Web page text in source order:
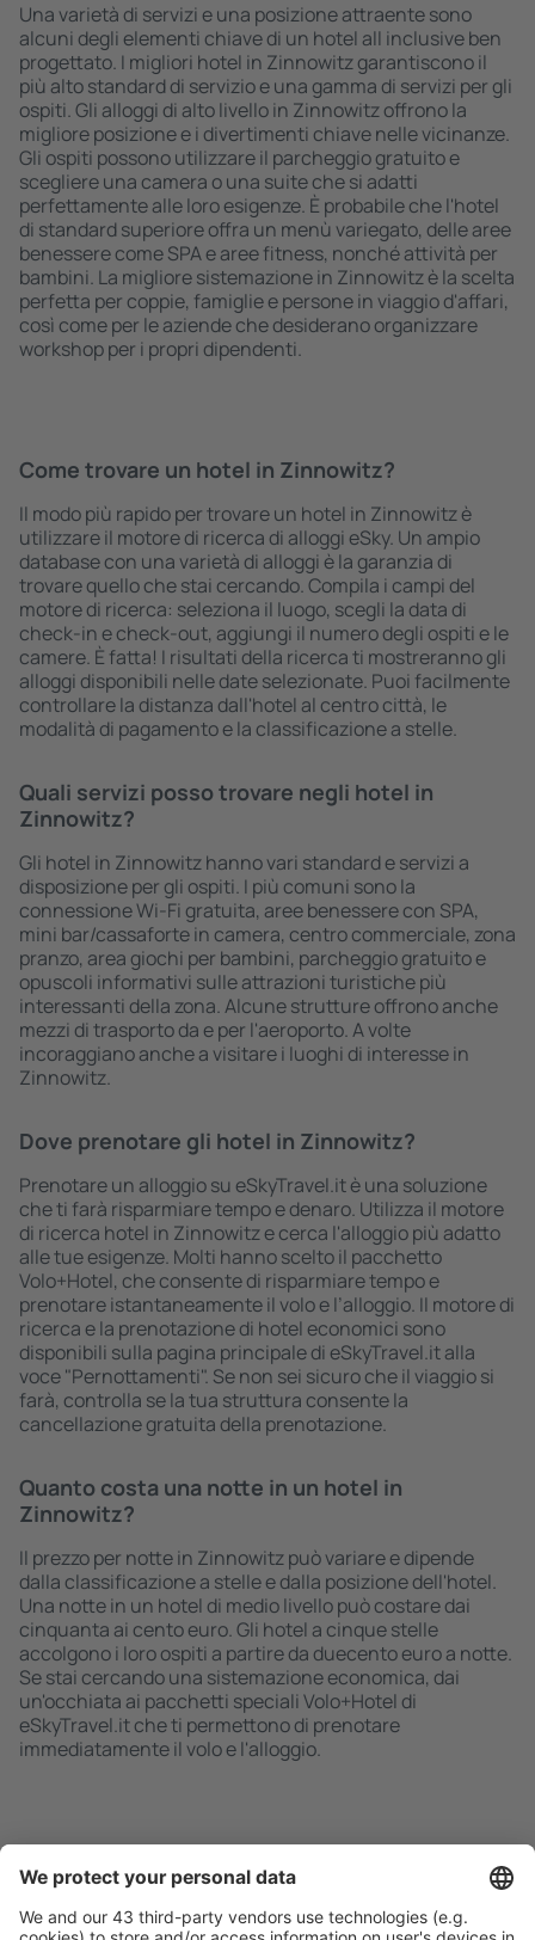
Una varietà di servizi e una posizione attraente sono
alcuni degli elementi chiave di un hotel all inclusive ben
progettato. I migliori hotel in Zinnowitz garantiscono il
più alto standard di servizio e una gamma di servizi per gli
ospiti. Gli alloggi di alto livello in Zinnowitz offrono la
migliore posizione e i divertimenti chiave nelle vicinanze.
Gli ospiti possono utilizzare il parcheggio gratuito e
scegliere una camera o una suite che si adatti
perfettamente alle loro esigenze. È probabile che l'hotel
di standard superiore offra un menù variegato, delle aree
benessere come SPA e aree fitness, nonché attività per
bambini. La migliore sistemazione in Zinnowitz è la scelta
perfetta per coppie, famiglie e persone in viaggio d'affari,
così come per le aziende che desiderano organizzare
workshop per i propri dipendenti.
Come trovare un hotel in Zinnowitz?
Il modo più rapido per trovare un hotel in Zinnowitz è
utilizzare il motore di ricerca di alloggi eSky. Un ampio
database con una varietà di alloggi è la garanzia di
trovare quello che stai cercando. Compila i campi del
motore di ricerca: seleziona il luogo, scegli la data di
check-in e check-out, aggiungi il numero degli ospiti e le
camere. È fatta! I risultati della ricerca ti mostreranno gli
alloggi disponibili nelle date selezionate. Puoi facilmente
controllare la distanza dall'hotel al centro città, le
modalità di pagamento e la classificazione a stelle.
Quali servizi posso trovare negli hotel in
Zinnowitz?
Gli hotel in Zinnowitz hanno vari standard e servizi a
disposizione per gli ospiti. I più comuni sono la
connessione Wi-Fi gratuita, aree benessere con SPA,
mini bar/cassaforte in camera, centro commerciale, zona
pranzo, area giochi per bambini, parcheggio gratuito e
opuscoli informativi sulle attrazioni turistiche più
interessanti della zona. Alcune strutture offrono anche
mezzi di trasporto da e per l'aeroporto. A volte
incoraggiano anche a visitare i luoghi di interesse in
Zinnowitz.
Dove prenotare gli hotel in Zinnowitz?
Prenotare un alloggio su eSkyTravel.it è una soluzione
che ti farà risparmiare tempo e denaro. Utilizza il motore
di ricerca hotel in Zinnowitz e cerca l'alloggio più adatto
alle tue esigenze. Molti hanno scelto il pacchetto
Volo+Hotel, che consente di risparmiare tempo e
prenotare istantaneamente il volo e l’alloggio. Il motore di
ricerca e la prenotazione di hotel economici sono
disponibili sulla pagina principale di eSkyTravel.it alla
voce "Pernottamenti". Se non sei sicuro che il viaggio si
farà, controlla se la tua struttura consente la
cancellazione gratuita della prenotazione.
Quanto costa una notte in un hotel in
Zinnowitz?
Il prezzo per notte in Zinnowitz può variare e dipende
dalla classificazione a stelle e dalla posizione dell'hotel.
Una notte in un hotel di medio livello può costare dai
cinquanta ai cento euro. Gli hotel a cinque stelle
accolgono i loro ospiti a partire da duecento euro a notte.
Se stai cercando una sistemazione economica, dai
un'occhiata ai pacchetti speciali Volo+Hotel di
eSkyTravel.it che ti permettono di prenotare
immediatamente il volo e l'alloggio.
Ricerca rapida e semplice